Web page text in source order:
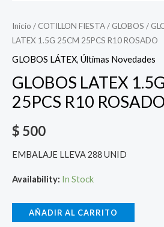
Inicio / COTILLON FIESTA/ GLOBOS /
LATEX 1.5G 25CM 25PCS R10 ROSADO
GLOBOS LÁTEX, Últimas Novedades
GLOBOS LATEX
25PCS R10 ROSADO
$ 500
EMBALAJE LLEVA 288 UNID
Availability: In Stock
AÑADIR AL CARRITO